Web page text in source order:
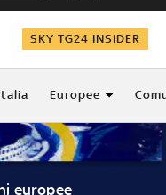
SKY TG24 INSIDER
Europee
europee